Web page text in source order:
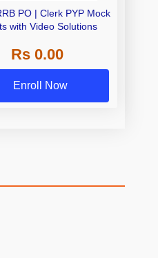
PO | Clerk PYP Mock
with Video Solutions
Rs 0.00
Enroll Now